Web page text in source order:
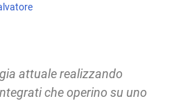
attuale realizzando
che operino su uno